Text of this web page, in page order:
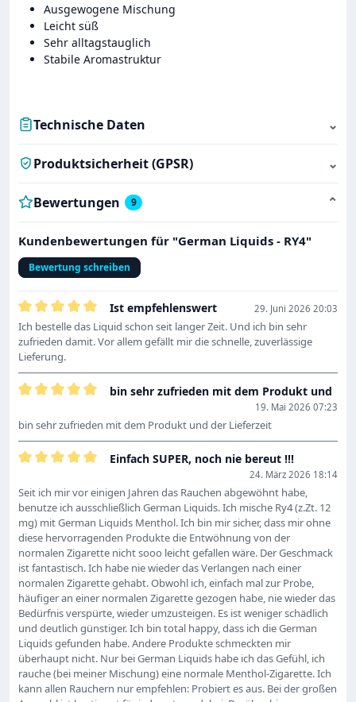
Ausgewogene Mischung
Leicht süß
Sehr alltagstauglich
Stabile Aromastruktur
Technische Daten ⌄
Produktsicherheit (GPSR) ⌄
Bewertungen 9 ⌄
Kundenbewertungen für "German Liquids - RY4"
Bewertung schreiben
29. Juni 2026 20:03
Bewertung mit 5 von 5 Sternen
Ist empfehlenswert
Ich bestelle das Liquid schon seit langer Zeit. Und ich bin sehr
zufrieden damit. Vor allem gefällt mir die schnelle, zuverlässige
Lieferung.
19. Mai 2026 07:23
bin sehr zufrieden mit dem Produkt und
bin sehr zufrieden mit dem Produkt und der Lieferzeit
24. März 2026 18:14
Einfach SUPER, noch nie bereut !!!
Seit ich mir vor einigen Jahren das Rauchen abgewöhnt habe,
benutze ich ausschließlich German Liquids. Ich mische Ry4 (z.Zt. 12
mg) mit German Liquids Menthol. Ich bin mir sicher, dass mir ohne
diese hervorragenden Produkte die Entwöhnung von der
normalen Zigarette nicht sooo leicht gefallen wäre. Der Geschmack
ist fantastisch. Ich habe nie wieder das Verlangen nach einer
normalen Zigarette gehabt. Obwohl ich, einfach mal zur Probe,
häufiger an einer normalen Zigarette gezogen habe, nie wieder das
Bedürfnis verspürte, wieder umzusteigen. Es ist weniger schädlich
und deutlich günstiger. Ich bin total happy, dass ich die German
Liquids gefunden habe. Andere Produkte schmeckten mir
überhaupt nicht. Nur bei German Liquids habe ich das Gefühl, ich
rauche (bei meiner Mischung) eine normale Menthol-Zigarette. Ich
kann allen Rauchern nur empfehlen: Probiert es aus. Bei der großen